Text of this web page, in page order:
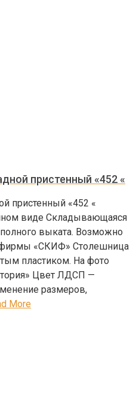
пристенный «452 «
пристенный «452 «
виде Складывающаяся
выката. Возможно
«СКИФ» Столешница
пластиком. На фото
Цвет ЛДСП —
размеров,
More